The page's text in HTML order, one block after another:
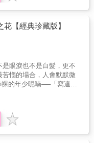
；二〇〇〇年曾擔任全省
各地母語教師研習營講
虛無派」吧？瞭解太宰──
在困頓生活與健康長久堪
於創作世界裡卑微的自
片漆黑與文學之光。太
縛，書信裡被縱觀透
》至卒年寫就的《人間失
的庸碌；此集彷若敲碎文
既深且廣又百般為難的
事……人的一體多面在個
疑，對恩師、文友、親
字懇切坦白、愛恨確鑿，
，心煩其財務、病症、
日本文士以中國為鏡，欲
序的嘗試。【第六、七
譜： 描繪佛法從天竺傳
徒的靈驗事蹟，展現日
與「菩薩慈悲」的早期理
織的孝道倫理： 在「孝
故事中，看儒家倫理如
融合，構建出獨特的東亞
重塑帝王與賢者的史
日本文學史上首次以中國
體現了對「以德立國」
（作家、翻譯家）陳明姿
花【經典珍藏版】
是眼淚也不是白髮，更不
苦惱的場合，人會默默微
的年少呢喃──「寫這篇
品，主角大庭葉藏與
，描寫的是葉藏自殺殉
但不同於後期作品《人間